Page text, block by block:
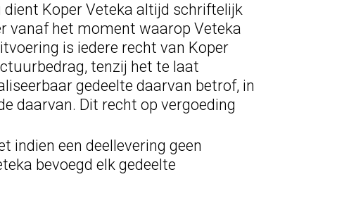
Koper Veteka altijd schriftelijk
vanaf het moment waarop Veteka
is iedere recht van Koper
tenzij het te laat
gedeelte daarvan betrof, in
daarvan. Dit recht op vergoeding
indien een deellevering geen
bevoegd elk gedeelte